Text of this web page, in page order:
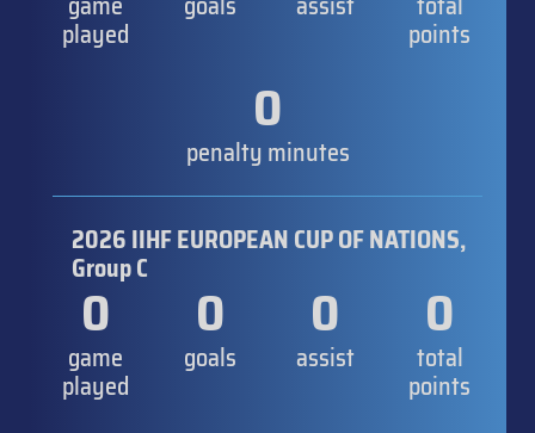
played points
0
penalty minutes
2026 IIHF EUROPEAN CUP OF NATIONS,
Group C
0
game
played
0
goals
0
assist
0
total
points